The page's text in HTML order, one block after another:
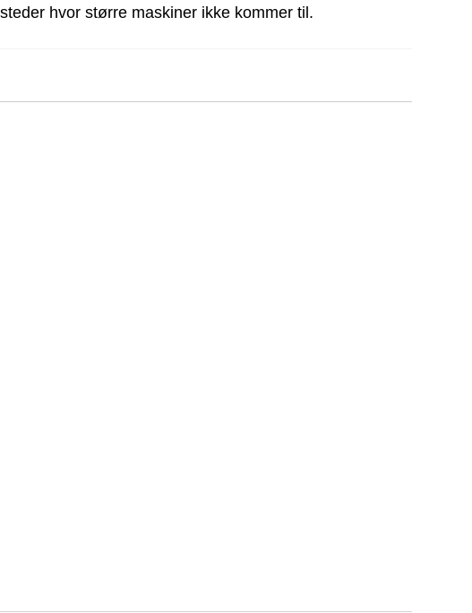
hvor større maskiner ikke kommer til.